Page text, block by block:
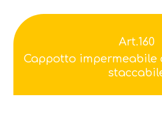
Art.160
Cappotto